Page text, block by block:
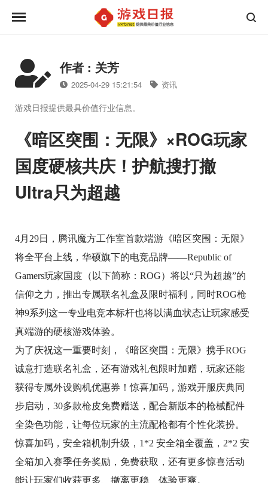
作者 : 关芳
2025-04-29 15:21:54 资讯
游戏日报提供最具价值行业信息。
《暗区突围：无限》×ROG玩家
国度硬核共庆！护航搜打撤
Ultra只为超越
4月29日，腾讯魔方工作室首款端游《暗区突围：无限》
将全平台上线，华硕旗下的电竞品牌——Republic of
Gamers玩家国度（以下简称：ROG）将以“只为超越”的
信仰之力，推出专属联名礼盒及限时福利，同时ROG枪
神9系列这一专业电竞本标杆也将以满血状态让玩家感受
真端游的硬核游戏体验。
为了庆祝这一重要时刻，《暗区突围：无限》携手ROG
诚意打造联名礼盒，还有游戏礼包限时加赠，玩家还能
获得专属外设购机优惠券！惊喜加码，游戏开服庆典同
步启动，30多款枪皮免费赠送，配合新版本的枪械配件
全染色功能，让每位玩家的主流配枪都有个性化装扮。
惊喜加码，安全箱机制升级，1*2 安全箱全覆盖，2*2 安
全箱加入赛季任务奖励，免费获取，还有更多惊喜活动
能让玩家们收获更多、撤离更稳、体验更爽。